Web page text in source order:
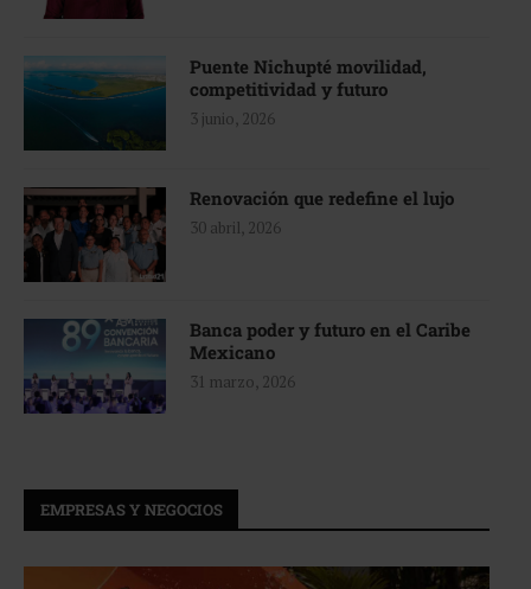
Puente Nichupté movilidad,
competitividad y futuro
3 junio, 2026
Renovación que redefine el lujo
30 abril, 2026
Banca poder y futuro en el Caribe
Mexicano
31 marzo, 2026
EMPRESAS Y NEGOCIOS